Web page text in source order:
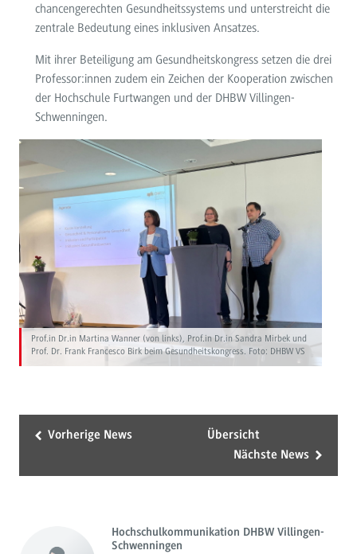
chancengerechten Gesundheitssystems und unterstreicht die
zentrale Bedeutung eines inklusiven Ansatzes.
Mit ihrer Beteiligung am Gesundheitskongress setzen die drei
Professor:innen zudem ein Zeichen der Kooperation zwischen
der Hochschule Furtwangen und der DHBW Villingen-
Schwenningen.
Prof.in Dr.in Martina Wanner (von links), Prof.in Dr.in Sandra Mirbek und
Prof. Dr. Frank Francesco Birk beim Gesundheitskongress. Foto: DHBW VS
Vorherige News
Übersicht
Nächste News
Hochschulkommunikation DHBW Villingen-
Schwenningen